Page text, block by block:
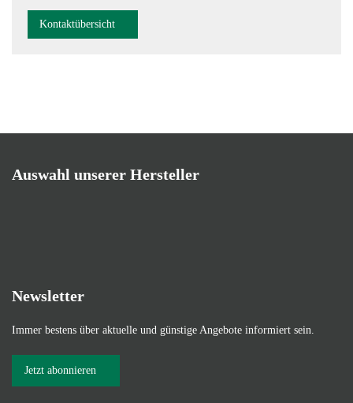
Kontaktübersicht
Auswahl unserer Hersteller
Newsletter
Immer bestens über aktuelle und günstige Angebote informiert sein.
Jetzt abonnieren